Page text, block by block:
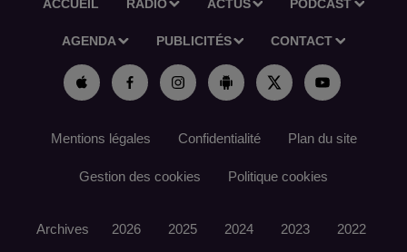
ACCUEIL RADIO ACTUS PODCAST
AGENDA PUBLICITÉS CONTACT
Mentions légales Confidentialité Plan du site
Gestion des cookies Politique cookies
Archives 2026 2025 2024 2023 2022